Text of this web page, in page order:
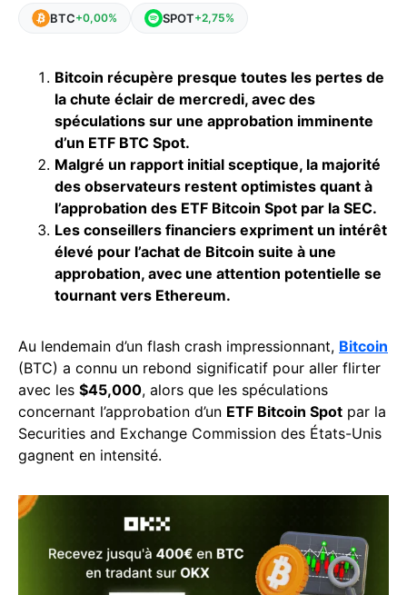
BTC+0,00% SPOT+2,75%
Bitcoin récupère presque toutes les pertes de
la chute éclair de mercredi, avec des
spéculations sur une approbation imminente
d’un ETF BTC Spot.
Malgré un rapport initial sceptique, la majorité
des observateurs restent optimistes quant à
l’approbation des ETF Bitcoin Spot par la SEC.
Les conseillers financiers expriment un intérêt
élevé pour l’achat de Bitcoin suite à une
approbation, avec une attention potentielle se
tournant vers Ethereum.
Au lendemain d’un flash crash impressionnant, Bitcoin
(BTC) a connu un rebond significatif pour aller flirter
avec les $45,000, alors que les spéculations
concernant l’approbation d’un ETF Bitcoin Spot par la
Securities and Exchange Commission des États-Unis
gagnent en intensité.